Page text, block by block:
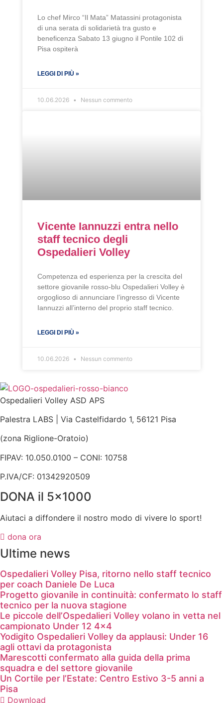
Lo chef Mirco “Il Mata” Matassini protagonista
di una serata di solidarietà tra gusto e
beneficenza Sabato 13 giugno il Pontile 102 di
Pisa ospiterà
LEGGI DI PIÙ »
10.06.2026 Nessun commento
Vicente Iannuzzi entra nello
staff tecnico degli
Ospedalieri Volley
Competenza ed esperienza per la crescita del
settore giovanile rosso-blu Ospedalieri Volley è
orgoglioso di annunciare l’ingresso di Vicente
Iannuzzi all’interno del proprio staff tecnico.
LEGGI DI PIÙ »
10.06.2026 Nessun commento
Ospedalieri Volley ASD APS
Palestra LABS | Via Castelfidardo 1, 56121 Pisa
(zona Riglione-Oratoio)
FIPAV: 10.050.0100 – CONI: 10758
P.IVA/CF: 01342920509
DONA il 5x1000
Aiutaci a diffondere il nostro modo di vivere lo sport!
dona ora
Ultime news
Ospedalieri Volley Pisa, ritorno nello staff tecnico
per coach Daniele De Luca
Progetto giovanile in continuità: confermato lo staff
tecnico per la nuova stagione
Le piccole dell’Ospedalieri Volley volano in vetta nel
campionato Under 12 4×4
Yodigito Ospedalieri Volley da applausi: Under 16
agli ottavi da protagonista
Marescotti confermato alla guida della prima
squadra e del settore giovanile
Un Cortile per l’Estate: Centro Estivo 3-5 anni a
Pisa
Download